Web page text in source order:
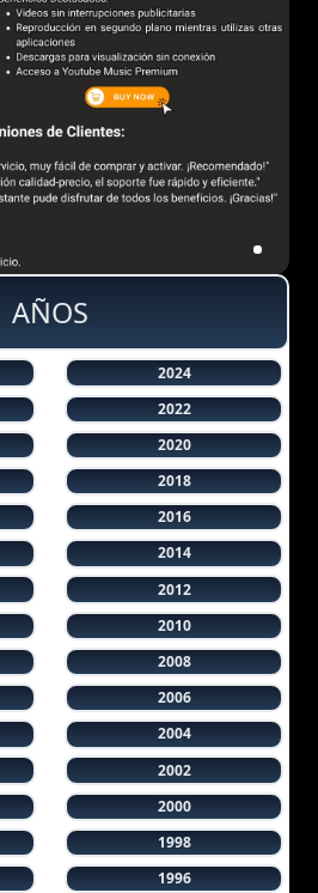
AÑOS
2024
2022
2020
2018
2016
2014
2012
2010
2008
2006
2004
2002
2000
1998
1996